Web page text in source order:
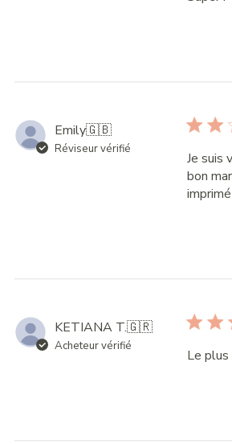
Emily🇬🇧
Réviseur vérifié
Je suis
bon
KETIANA T.🇬🇷
Acheteur vérifié
Le plus